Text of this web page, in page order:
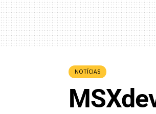
NOTÍCIAS